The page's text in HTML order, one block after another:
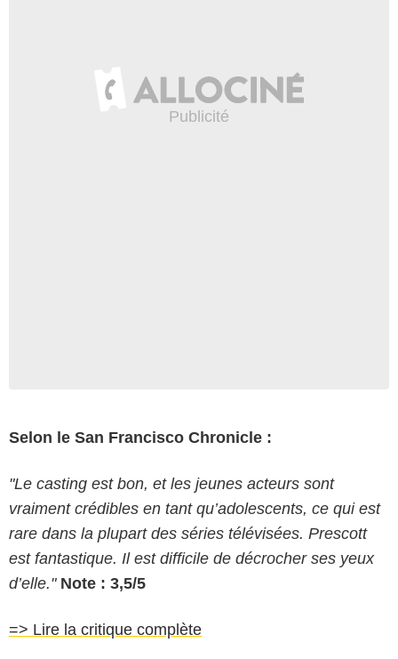
Selon le San Francisco Chronicle :
"Le casting est bon, et les jeunes acteurs sont
vraiment crédibles en tant qu’adolescents, ce qui est
rare dans la plupart des séries télévisées. Prescott
est fantastique. Il est difficile de décrocher ses yeux
d’elle." Note : 3,5/5
=> Lire la critique complète